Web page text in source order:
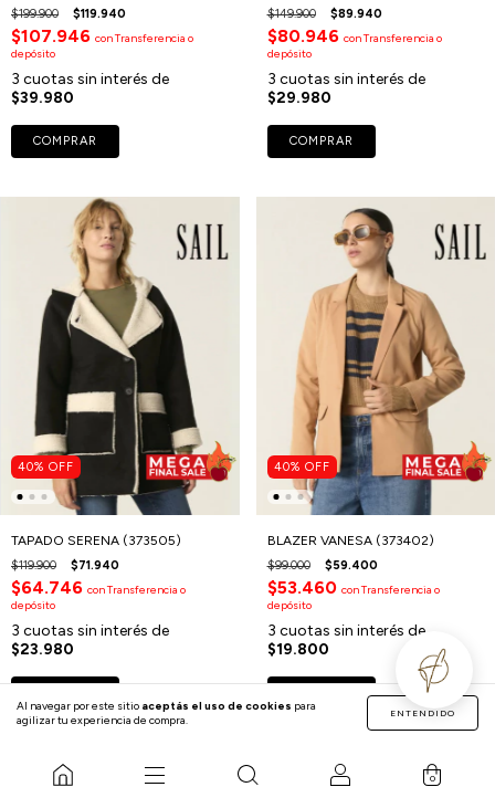
Al navegar por este sitio aceptás el uso de cookies para
agilizar tu experiencia de compra.
ENTENDIDO
0
$199.900 $119.940
$107.946 conTransferencia o
depósito
3 cuotas sin interés de
$39.980
COMPRAR
$149.900 $89.940
$80.946 conTransferencia o
depósito
3 cuotas sin interés de
$29.980
COMPRAR
40% OFF
TAPADO SERENA (373505)
$119.900 $71.940
$64.746 conTransferencia o
depósito
3 cuotas sin interés de
$23.980
40% OFF
BLAZER VANESA (373402)
$99.000 $59.400
$53.460 conTransferencia o
depósito
3 cuotas sin interés de
$19.800